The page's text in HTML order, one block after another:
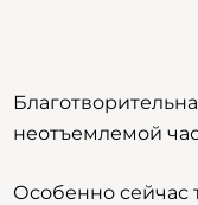
неотъемлемой
Особенно сейчас